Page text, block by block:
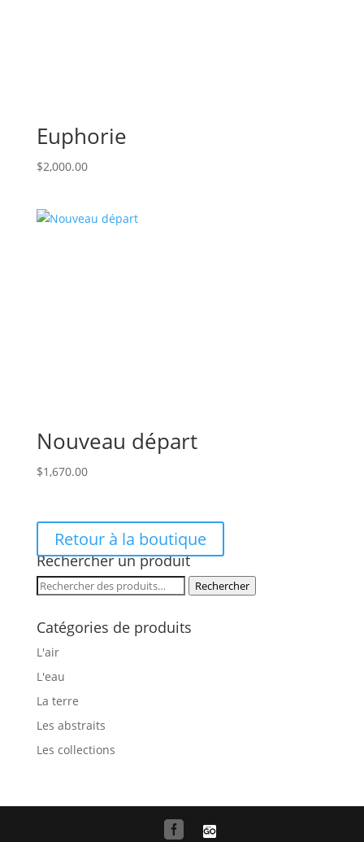
Euphorie
$2,000.00
Nouveau départ
$1,670.00
Retour à la boutique
Rechercher un produit
Rechercher : Rechercher
Catégories de produits
L'air
L'eau
La terre
Les abstraits
Les collections